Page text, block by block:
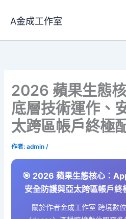
要
A金成工作室
2026 蘋果生態
底層技術運作、
太跨區帳戶終極
作者:admin/
🎯 2026 蘋果生態核心：
安全防護與亞太跨區帳戶
關於作者金成工作室 跨境數